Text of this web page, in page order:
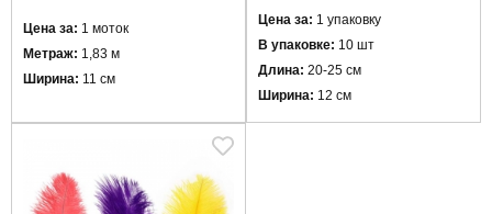
Цена за: 1 моток
Метраж: 1,83 м
Ширина: 11 см
Цена за: 1 упаковку
В упаковке: 10 шт
Длина: 20-25 см
Ширина: 12 см